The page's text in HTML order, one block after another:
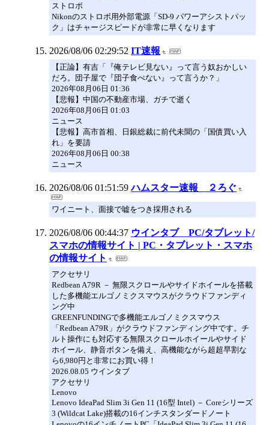
ストロボ
Nikonのストロボ用外部電源「SD-9 パワーアシストパッ
ク」はチャージスピードが非常に早くなります
2026/08/06 02:29:52 IT速報
【正論】有吉「『俺テレビ見ない』って言う奴おかしい
だろ。団子屋で『団子食べない』って言うか？」
2026年08月06日 01:36
【悲報】中国の不動産市場、ガチで逝く
2026年08月06日 01:03
ニュース
【悲報】高市首相、日銀総裁に前代未聞の「国債買い入
れ」を要請
2026年08月06日 00:38
ニュース
2026/08/06 01:51:59 ハムスター速報 ２ろぐ
ワイニート、面接で嘘をつき採用される
2026/08/06 00:44:37 ウインタブ PC/タブレット/
スマホの情報サイト | PC・タブレット・スマホ
の情報サイト
アクセサリ
Redbean A79R － 無限スクロールやサイドホイールを搭載
した多機能エルゴノミクスマウスがクラウドファンディ
ング中
GREENFUNDINGで多機能エルゴノミクスマウス
「Redbean A79R」がクラウドファンディング中です。チ
ルト操作にも対応する無限スクロールホイールやサイド
ホイール、静音ボタンを備え、高機能ながら超超早割な
ら6,980円と非常にお買い得！
2026.08.05 ウインタブ
アクセサリ
Lenovo
Lenovo IdeaPad Slim 3i Gen 11 (16型 Intel) － Coreシリーズ
3 (Wildcat Lake)搭載の16インチスタンダードノート